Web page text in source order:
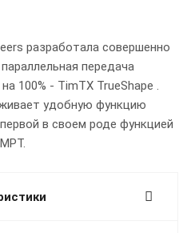
разработала совершенно
передача
100% - TimTX TrueShape .
удобную функцию
в своем роде функцией